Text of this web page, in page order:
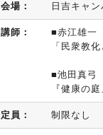
会場： 日吉キャ
講師：
■赤江雄一
「民衆教
■池田真弓
『健康の
定員： 制限なし